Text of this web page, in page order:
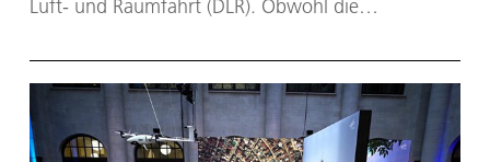
Luft- und Raumfahrt (DLR). Obwohl die
touristisch geführten Stadtrundgang teil. Das DLR
hat in seinem Projekt InDiCaD (Innovative Digital
Cabin Design) untersucht, ob Virtual Reality (VR)
während eines Flugs in der Kabine eingesetzt
werden kann.